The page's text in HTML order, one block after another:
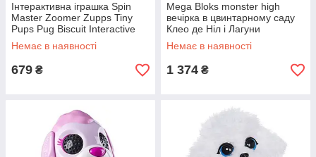
Інтерактивна іграшка Spin
Master Zoomer Zupps Tiny
Pups Pug Biscuit Interactive
Puppy Щеня Заппи Мопс
Бісквіт
Немає в наявності
679 ₴
Mega Bloks monster high
вечірка в цвинтарному саду
Клео де Ніл і Лагуни
Немає в наявності
1 374 ₴